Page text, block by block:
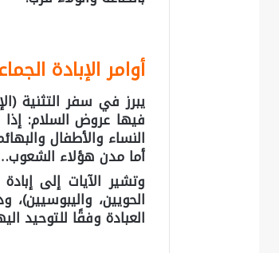
أوامر الإبادة
يبرز في سفر التثنية
فيها عروض السلام:
النساء والأطفال
أما مدن هؤلاء
وتشير الآيات إلى
الحويين،
العبادة وفقًا للتوحيد